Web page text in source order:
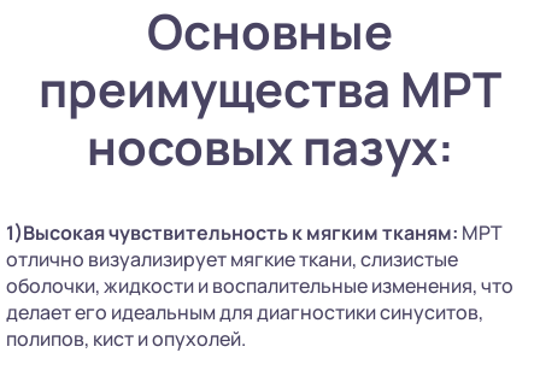
Основные
преимущества МРТ
носовых пазух:
1)Высокая чувствительность к мягким тканям: МРТ
отлично визуализирует мягкие ткани, слизистые
оболочки, жидкости и воспалительные изменения, что
делает его идеальным для диагностики синуситов,
полипов, кист и опухолей.